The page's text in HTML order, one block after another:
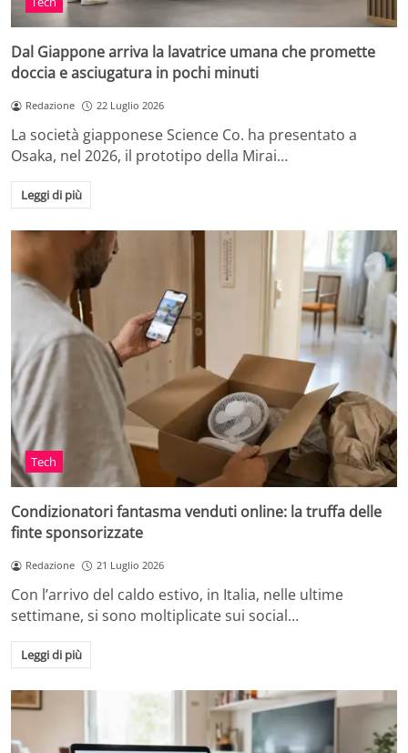
Dal Giappone arriva la lavatrice umana che promette
doccia e asciugatura in pochi minuti
Redazione 22 Luglio 2026
La società giapponese Science Co. ha presentato a
Osaka, nel 2026, il prototipo della Mirai…
Leggi di più
Tech
Condizionatori fantasma venduti online: la truffa delle
finte sponsorizzate
Redazione 21 Luglio 2026
Con l’arrivo del caldo estivo, in Italia, nelle ultime
settimane, si sono moltiplicate sui social…
Leggi di più